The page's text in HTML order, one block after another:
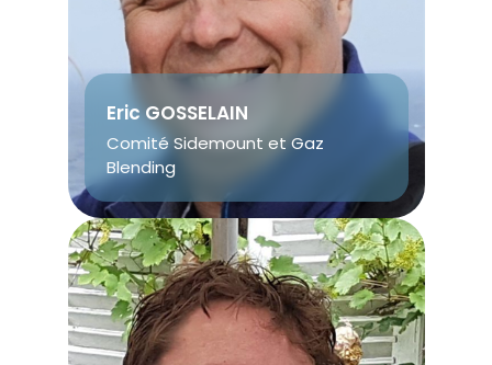
Eric GOSSELAIN
Comité Sidemount et Gaz
Blending